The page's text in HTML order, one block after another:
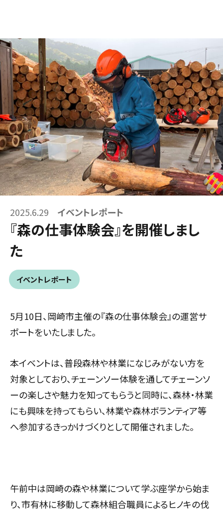
2025.6.29 イベントレポート
『森の仕事体験会』を開催しまし
た
イベントレポート
5月10日、岡崎市主催の『森の仕事体験会』の運営サ
ポートをいたしました。
本イベントは、普段森林や林業になじみがない方を
対象としており、チェーンソー体験を通してチェーンソ
ーの楽しさや魅力を知ってもらうと同時に、森林・林業
にも興味を持ってもらい、林業や森林ボランティア等
へ参加するきっかけづくりとして開催されました。
午前中は岡崎の森や林業について学ぶ座学から始ま
り、市有林に移動して森林組合職員によるヒノキの伐